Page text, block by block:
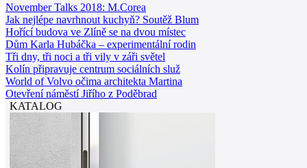
November Talks 2018: M.Corea
Jak nejlépe navrhnout kuchyň? Soutěž Blum
Hořící budova ve Zlíně se na dvou místec
Dům Karla Hubáčka – experimentální rodin
Tři dny, tři noci a tři vily v záři světel
Kolín připravuje centrum sociálních služ
World of Volvo očima architekta Martina
Otevření náměstí Jiřího z Poděbrad
KATALOG